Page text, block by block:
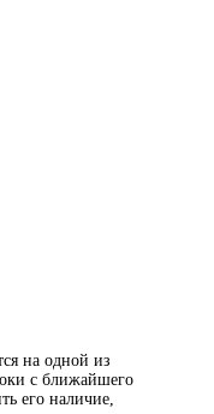
на одной из
с ближайшего
его наличие,